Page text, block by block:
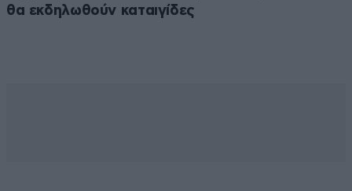
θα εκδηλωθούν καταιγίδες